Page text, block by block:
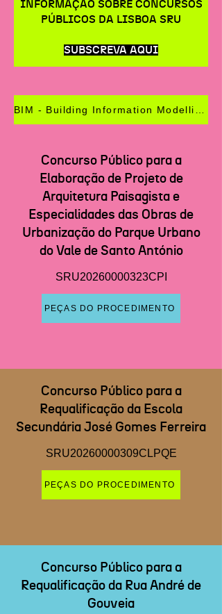
INFORMAÇÃO SOBRE CONCURSOS
PÚBLICOS DA LISBOA SRU
SUBSCREVA AQUI
Concurso Público para a
Elaboração de Projeto de
Arquitetura Paisagista e
Especialidades das Obras de
Urbanização do Parque Urbano
do Vale de Santo António
SRU20260000323CPI
PEÇAS DO PROCEDIMENTO
Concurso Público para a
Requalificação da Escola
Secundária José Gomes Ferreira
SRU20260000309CLPQE
PEÇAS DO PROCEDIMENTO
Concurso Público para a
Requalificação da Rua André de
Gouveia